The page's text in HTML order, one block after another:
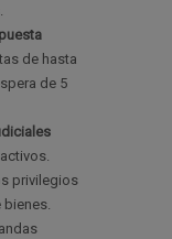
de hasta
de 5
privilegios
bienes.